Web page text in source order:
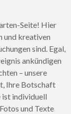
Seite! Hier
und kreativen
sind. Egal,
ankündigen
– unsere
Ihre Botschaft
individuell
und Texte